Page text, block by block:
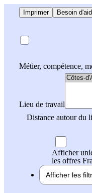
Imprimer Besoin
Métier, compétence,
Lieu de travail
Distance autour du
Afficher
les offres
Afficher les